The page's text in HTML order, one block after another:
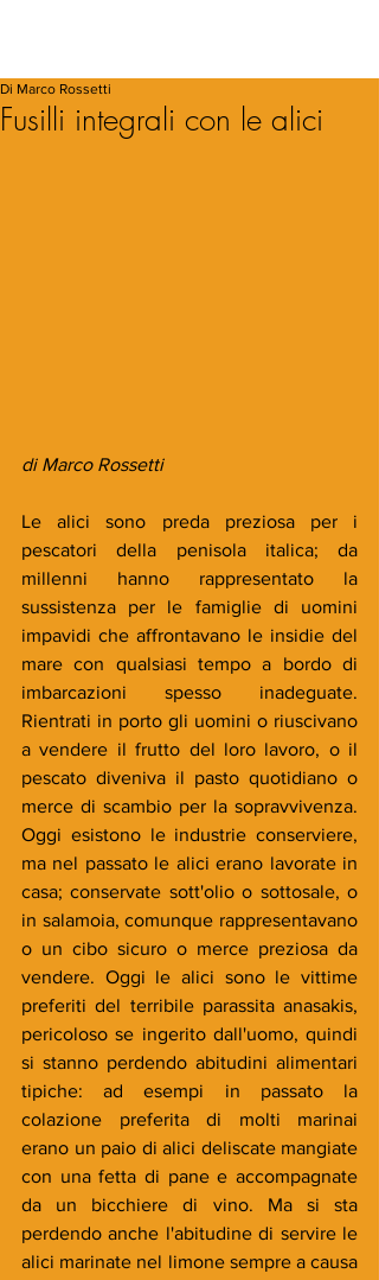
Fusilli integrali con le alici
Di Marco Rossetti
di Marco Rossetti
Le alici sono preda preziosa per i
pescatori della penisola italica; da
millenni hanno rappresentato la
sussistenza per le famiglie di uomini
impavidi che affrontavano le insidie del
mare con qualsiasi tempo a bordo di
imbarcazioni spesso inadeguate.
Rientrati in porto gli uomini o riuscivano
a vendere il frutto del loro lavoro, o il
pescato diveniva il pasto quotidiano o
merce di scambio per la sopravvivenza.
Oggi esistono le industrie conserviere,
ma nel passato le alici erano lavorate in
casa; conservate sott'olio o sottosale, o
in salamoia, comunque rappresentavano
o un cibo sicuro o merce preziosa da
vendere. Oggi le alici sono le vittime
preferiti del terribile parassita anasakis,
pericoloso se ingerito dall'uomo, quindi
si stanno perdendo abitudini alimentari
tipiche: ad esempi in passato la
colazione preferita di molti marinai
erano un paio di alici deliscate mangiate
con una fetta di pane e accompagnate
da un bicchiere di vino. Ma si sta
perdendo anche l'abitudine di servire le
alici marinate nel limone sempre a causa